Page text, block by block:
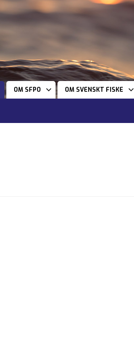
OM SFPO OM SVENSKT FISKE